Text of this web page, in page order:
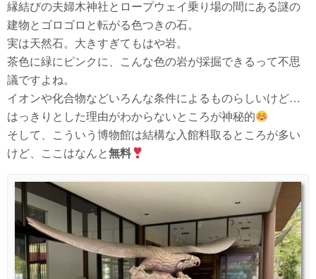
縁結びの夫婦木神社とロープウェイ乗り場の間にある謎の
建物とゴロゴロと転がる色つきの石。
実は天然石。大きすぎてもはや岩。
茶色に緑にピンクに、こんな色の岩が採掘できるって不思
議ですよね。
イオンや化合物などいろんな条件によるものらしいけど…
はっきりとした理由がわからないところが神秘的
そして、こういう博物館は結構な入館料取るところが多い
けど、ここはなんと無料